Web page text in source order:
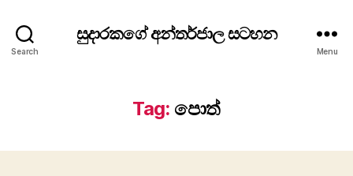
Search
සුදාරකගේ අන්තර්ජාල සටහන
Menu
Tag: පොත්